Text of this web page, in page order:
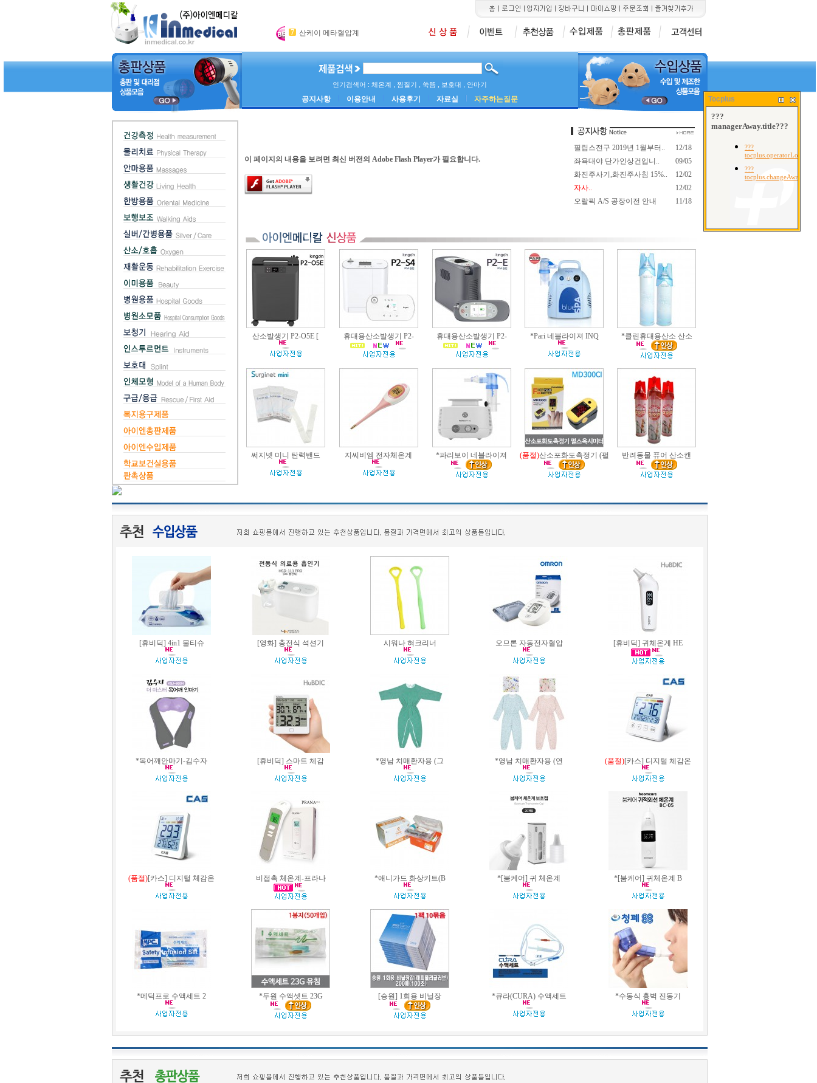
7 산케이 메타혈압계 오랄픽[구강세척기 SD-101] 미라클적외선조사기[IF-100]
10 레드원안법기[IF-300S] 클린오투[816ml.648ml]
6 산소포화도측정기[MD300C1]
인기검색어 : 체온계 , 찜질기 , 쑥뜸 , 보호대 , 안마기
공지사항 이용안내 사용후기 자료실 자주하는질문
이 페이지의 내용을 보려면 최신 버전의 Adobe Flash Player가 필요합니다.
필립스전구 2019년 1월부터..
12/18
좌욕대야 단가인상건입니..
09/05
화진주사기,화진주사침 15%..
12/02
자사..
12/02
오랄픽 A/S 공장이전 안내
11/18
산소발생기 P2-O5E [ 휴대용산소발생기 P2- 휴대용산소발생기 P2- *Pari 네블라이져 INQ *클린휴대용산소 산소
써지넷 미니 탄력밴드 지씨비엠 전자체온계 *파리보이 네블라이져 (품절)산소포화도측정기 (펄 반려동물 퓨어 산소캔
[휴비딕] 4in1 물티슈 [영화] 충전식 석션기 시워나 혀크리너 오므론 자동전자혈압 [휴비딕] 귀체온계 HE
*목어깨안마기-김수자 [휴비딕] 스마트 체감 *영남 치매환자용 (그 *영남 치매환자용 (연 (품절)[카스] 디지털 체감온
(품절)[카스] 디지털 체감온 비접촉 체온계-프라나 *애니가드 화상키트(B *[붐케어] 귀 체온계 *[붐케어] 귀체온계 B
*메딕프로 수액세트 2 *두원 수액셋트 23G [승원] 1회용 비닐장 *큐라(CURA) 수액세트 *수동식 흉벽 진동기
Tocplus